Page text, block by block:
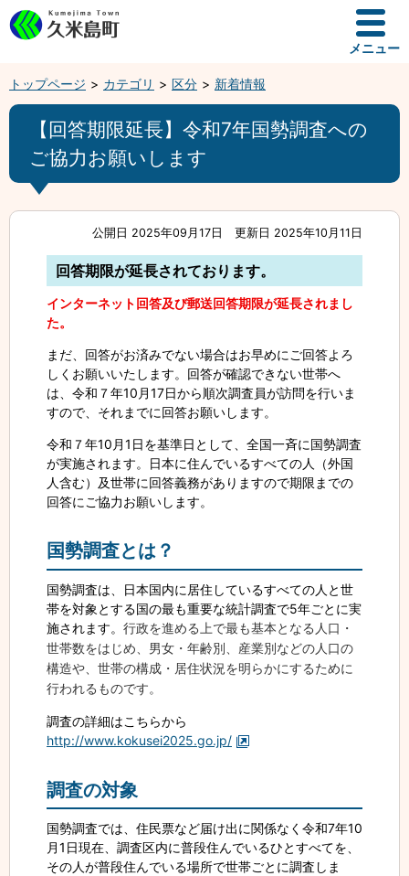
メニュー
トップページ カテゴリ 区分 新着情報
【回答期限延長】令和7年国勢調査への
ご協力お願いします
公開日 2025年09月17日 更新日 2025年10月11日
回答期限が延長されております。
インターネット回答及び郵送回答期限が延長されまし
た。
まだ、回答がお済みでない場合はお早めにご回答よろ
しくお願いいたします。回答が確認できない世帯へ
は、令和７年10月17日から順次調査員が訪問を行いま
すので、それまでに回答お願いします。
令和７年10月1日を基準日として、全国一斉に国勢調査
が実施されます。日本に住んでいるすべての人（外国
人含む）及世帯に回答義務がありますので期限までの
回答にご協力お願いします。
国勢調査とは？
国勢調査は、日本国内に居住しているすべての人と世
帯を対象とする国の最も重要な統計調査で5年ごとに実
施されます。 行政を進める上で最も基本となる人口・
世帯数をはじめ、男女・年齢別、産業別などの人口の
構造や、世帯の構成・居住状況を明らかにするために
行われるものです。
調査の詳細はこちらから
http://www.kokusei2025.go.jp/
調査の対象
国勢調査では、住民票など届け出に関係なく令和7年10
月1日現在、調査区内に普段住んでいるひとすべてを、
その人が普段住んでいる場所で世帯ごとに調査しま